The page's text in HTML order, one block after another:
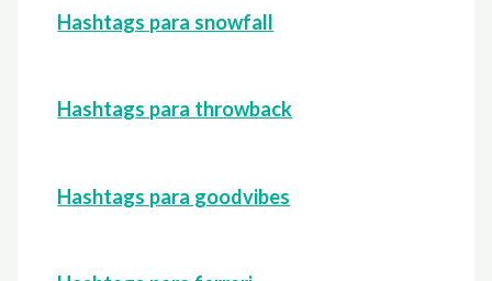
Hashtags para snowfall
Hashtags para throwback
Hashtags para goodvibes